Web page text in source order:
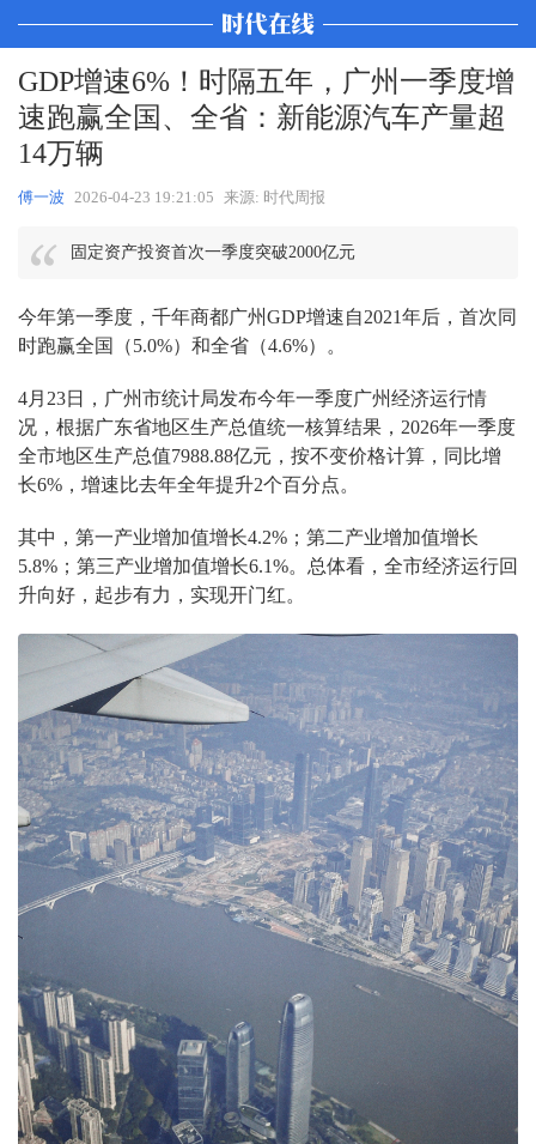
GDP增速6%！时隔五年，广州一季度增
速跑赢全国、全省：新能源汽车产量超
14万辆
傅一波 2026-04-23 19:21:05 来源: 时代周报
固定资产投资首次一季度突破2000亿元
今年第一季度，千年商都广州GDP增速自2021年后，首次同
时跑赢全国（5.0%）和全省（4.6%）。
4月23日，广州市统计局发布今年一季度广州经济运行情
况，根据广东省地区生产总值统一核算结果，2026年一季度
全市地区生产总值7988.88亿元，按不变价格计算，同比增
长6%，增速比去年全年提升2个百分点。
其中，第一产业增加值增长4.2%；第二产业增加值增长
5.8%；第三产业增加值增长6.1%。总体看，全市经济运行回
升向好，起步有力，实现开门红。